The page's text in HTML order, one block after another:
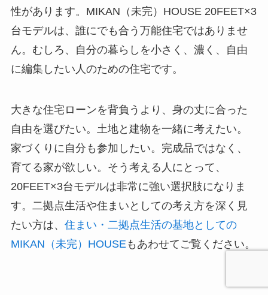
性があります。MIKAN（未完）HOUSE 20FEET×3
台モデルは、誰にでも合う万能住宅ではありませ
ん。むしろ、自分の暮らしを小さく、濃く、自由
に編集したい人のための住宅です。
大きな住宅ローンを背負うより、身の丈に合った
自由を選びたい。土地と建物を一緒に考えたい。
家づくりに自分も参加したい。完成品ではなく、
育てる家が欲しい。そう考える人にとって、
20FEET×3台モデルは非常に強い選択肢になりま
す。二拠点生活や住まいとしての考え方を深く見
たい方は、 住まい・二拠点生活の基地としての
MIKAN（未完）HOUSEもあわせてご覧ください。